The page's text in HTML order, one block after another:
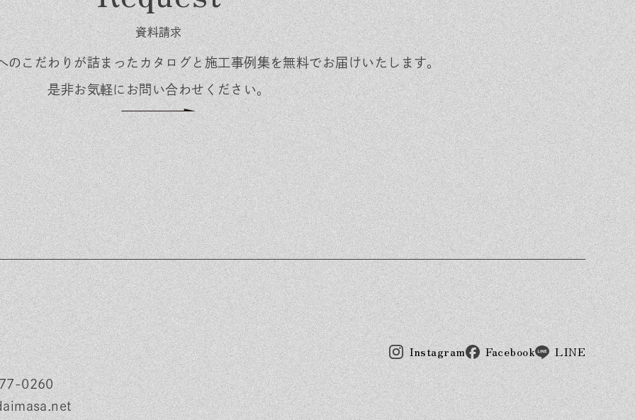
資料請求
のこだわりが詰まったカタログと施工事例集を無料でお届けいたします。
是非お気軽にお問い合わせください。
0260
Instagram Facebook LINE